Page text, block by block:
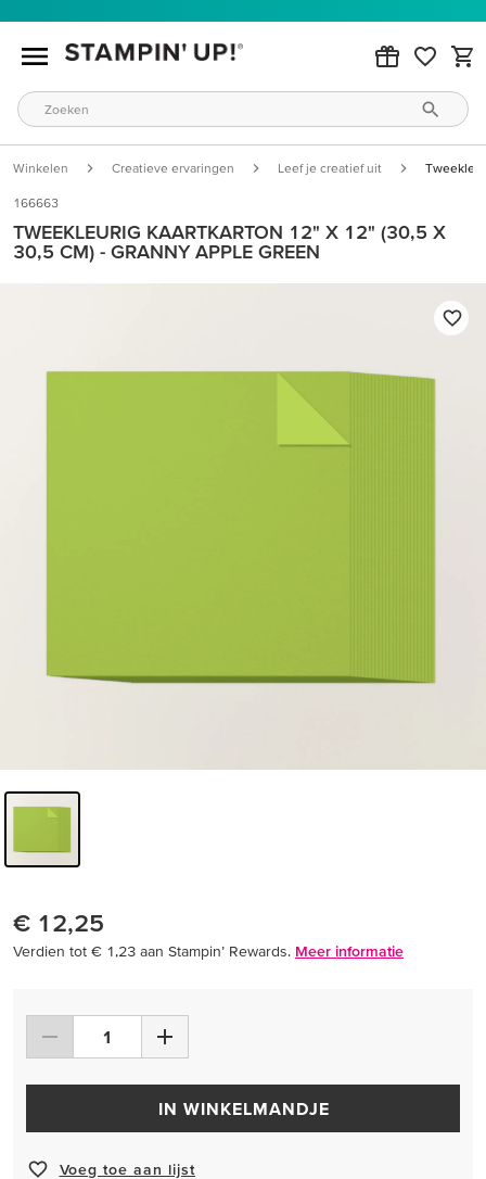
Winkelen Creatieve ervaringen Leef je creatief uit
166663
TWEEKLEURIG KAARTKARTON 12" X 12" (30,5 X
30,5 CM) - GRANNY APPLE GREEN
€ 12,25
Verdien tot € 1,23 aan Stampin’ Rewards. Meer informatie
IN WINKELMANDJE
Voeg toe aan lijst